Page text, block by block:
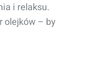
i relaksu.
olejków – by